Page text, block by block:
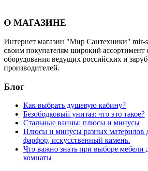
О МАГАЗИНЕ
Интернет магазин "Мир Сантехники" mir-
своим покупателям широкий ассортимент
оборудования ведущих российских и
производителей.
Блог
Как выбрать душевую кабину?
Безободковый унитаз: что это такое?
Стальные ванны: плюсы и минусы
Плюсы и минусы разных материлов
фарфор, искусственный камень.
Что важно знать при выборе мебели
комнаты